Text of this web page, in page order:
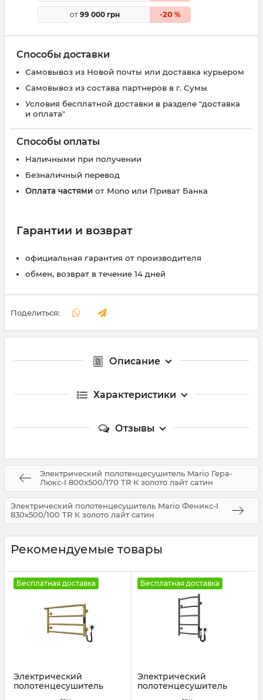
от 99 000 грн -20%
Способы доставки
Самовывоз из Новой почты или доставка курьером
Самовывоз из состава партнеров в г. Сумы
Условия бесплатной доставки в разделе "доставка
и оплата"
Способы оплаты
Наличными при получении
Безналичный перевод
Оплата частями от Mono или Приват Банка
Гарантии и возврат
официальная гарантия от производителя
обмен, возврат в течение 14 дней
Поделиться:
Описание
Характеристики
Отзывы
Электрический полотенцесушитель Mario Гера-
Люкс-I 800х500/170 TR К золото лайт сатин
Электрический полотенцесушитель Mario Феникс-I
830х500/100 TR К золото лайт сатин
Рекомендуемые товары
Бесплатная доставка
Электрический
полотенцесушитель
Бесплатная доставка
Электрический
полотенцесушитель